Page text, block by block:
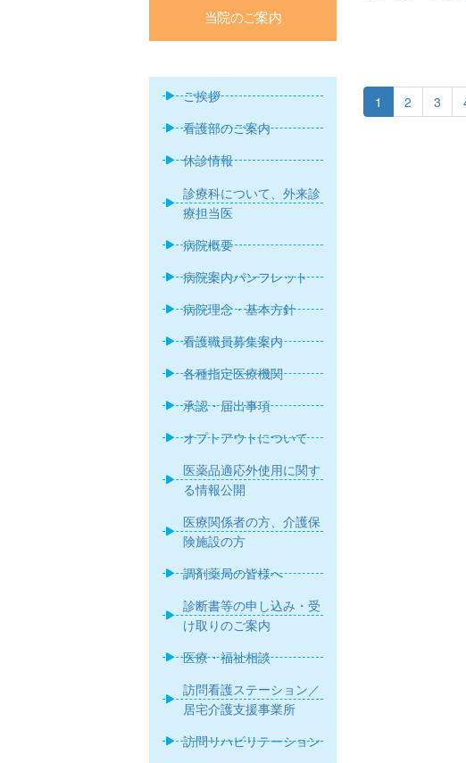
1 2 3
当院のご案内
ご挨拶
看護部のご案内
休診情報
診療科について、外来診
療担当医
病院概要
病院案内パンフレット
病院理念・基本方針
看護職員募集案内
各種指定医療機関
承認・届出事項
オプトアウトについて
医薬品適応外使用に関す
る情報公開
医療関係者の方、介護保
険施設の方
調剤薬局の皆様へ
診断書等の申し込み・受
け取りのご案内
医療・福祉相談
訪問看護ステーション／
居宅介護支援事業所
訪問リハビリテーション